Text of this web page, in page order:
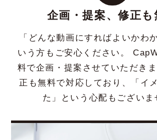
企画・提案、修正も
「どんな動画にすればよいかわ
いう方もご安心ください。
料で企画・提案させていただき
正も無料で対応しており、「イ
た」という心配もございま